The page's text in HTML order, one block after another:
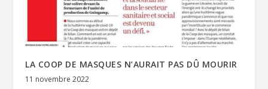
LA COOP DE MASQUES N’AURAIT PAS DÛ MOURIR
11 novembre 2022